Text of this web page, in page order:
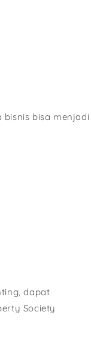
bisa menjadi
dapat
Society